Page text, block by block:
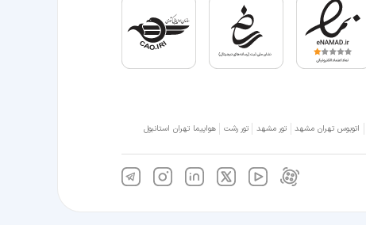
اتوبوس تهران مشهد تور مشهد تور رشت هواپیما تهران استانبول